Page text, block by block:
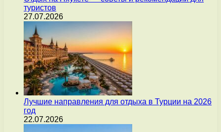
туристов
27.07.2026
Лучшие направления для отдыха в Турции на 2026
год
22.07.2026